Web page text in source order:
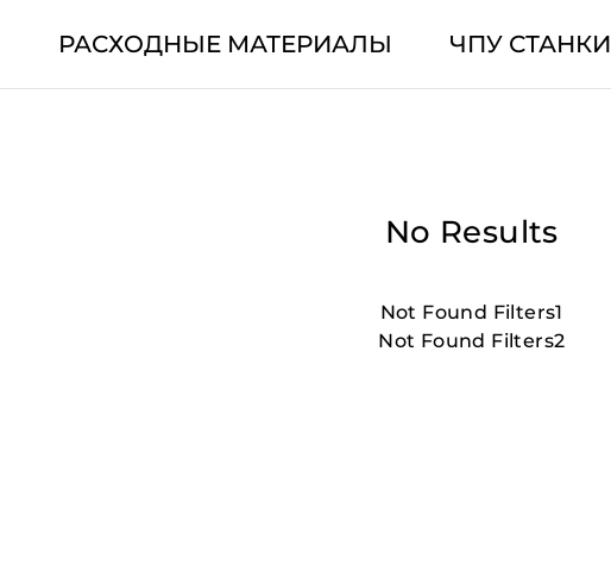
РАСХОДНЫЕ МАТЕРИАЛЫ ЧПУ СТАНКИ
No Results
Not Found Filters1
Not Found Filters2